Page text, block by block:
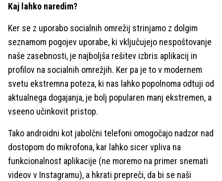
Kaj lahko naredim?
Ker se z uporabo socialnih omrežij strinjamo z dolgim
seznamom pogojev uporabe, ki vključujejo nespoštovanje
naše zasebnosti, je najboljša rešitev izbris aplikacij in
profilov na socialnih omrežjih. Ker pa je to v modernem
svetu ekstremna poteza, ki nas lahko popolnoma odtuji od
aktualnega dogajanja, je bolj popularen manj ekstremen, a
vseeno učinkovit pristop.
Tako androidni kot jabolčni telefoni omogočajo nadzor nad
dostopom do mikrofona, kar lahko sicer vpliva na
funkcionalnost aplikacije (ne moremo na primer snemati
videov v Instagramu), a hkrati prepreči, da bi se naši